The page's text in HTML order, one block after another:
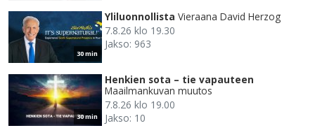
30 min
Yliluonnollista Vieraana David Herzog
7.8.26 klo 19.30
Jakso: 963
30 min
Henkien sota – tie vapauteen
Maailmankuvan muutos
7.8.26 klo 19.00
Jakso: 10